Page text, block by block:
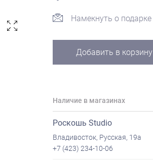
Намекнуть о подарке
Добавить в корзину
Наличие в магазинах
Роскошь Studio
Владивосток, Русская, 19а
+7 (423) 234-10-06